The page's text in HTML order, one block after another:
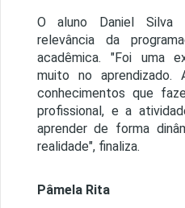
O aluno Daniel Silva
relevância da
acadêmica. "Foi uma
muito no aprendizado.
conhecimentos que
profissional, e a
aprender de forma
realidade", finaliza.
Pâmela Rita